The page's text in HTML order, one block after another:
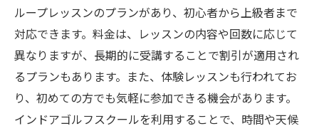
ループレッスンのプランがあり、初心者から上級者まで
対応できます。料金は、レッスンの内容や回数に応じて
異なりますが、長期的に受講することで割引が適用され
るプランもあります。また、体験レッスンも行われてお
り、初めての方でも気軽に参加できる機会があります。
インドアゴルフスクールを利用することで、時間や天候